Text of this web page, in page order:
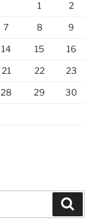
1 2
7 8 9
14 15 16
21 22 23
28 29 30